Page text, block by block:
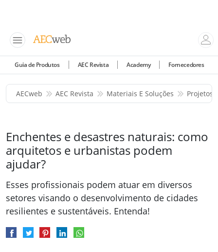
Guia de Produtos AEC Revista Academy Fornecedores
AECweb AEC Revista Materiais E Soluções Projetos
Enchentes e desastres naturais: como
arquitetos e urbanistas podem
ajudar?
Esses profissionais podem atuar em diversos
setores visando o desenvolvimento de cidades
resilientes e sustentáveis. Entenda!